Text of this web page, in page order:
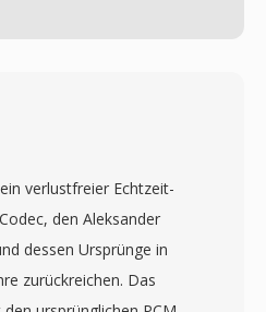
verlustfreier Echtzeit-
den Aleksander
dessen Ursprünge in
zurückreichen. Das